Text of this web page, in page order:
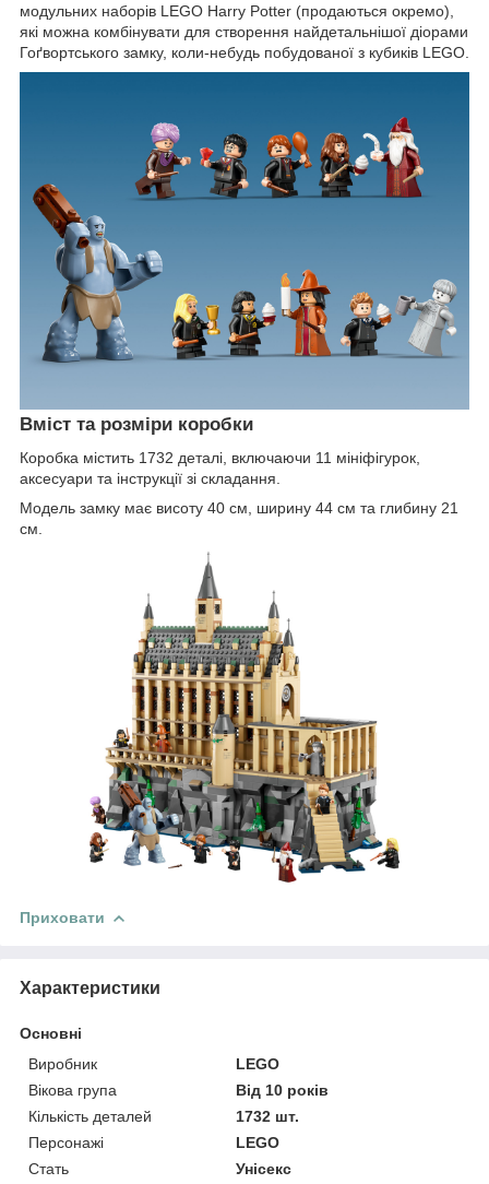
модульних наборів LEGO Harry Potter (продаються окремо),
які можна комбінувати для створення найдетальнішої діорами
Гоґвортського замку, коли-небудь побудованої з кубиків LEGO.
Вміст та розміри коробки
Коробка містить 1732 деталі, включаючи 11 мініфігурок,
аксесуари та інструкції зі складання.
Модель замку має висоту 40 см, ширину 44 см та глибину 21
см.
Приховати
Характеристики
Основні
Виробник
LEGO
Вікова група
Від 10 років
Кількість деталей
1732 шт.
Персонажі
LEGO
Стать
Унісекс